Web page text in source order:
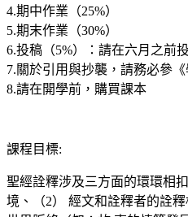
4.期中作業（25%）
5.期末作業（30%）
6.投稿（5%）：請在六月之前
7.關於引用與抄襲，請務必參《
8.請在開學前，購買課本
課程目標:
聖經詮釋涉及三方面的環環相
境、（2） 經文和詮釋者的詮